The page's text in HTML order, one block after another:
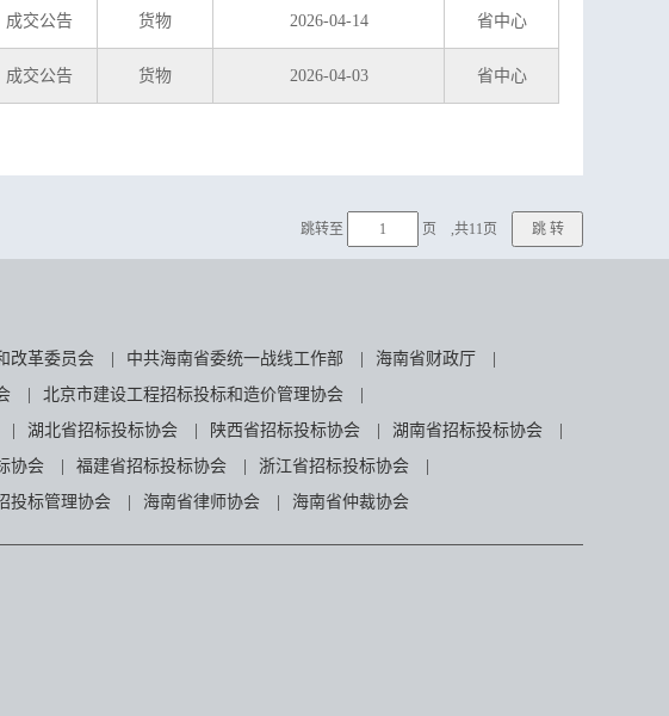
成交公告 货物 2026-04-14 省中心
成交公告 货物 2026-04-03 省中心
跳转至 页 ,共11页
改革委员会 中共海南省委统一战线工作部 海南省财政厅
北京市建设工程招标投标和造价管理协会
湖北省招标投标协会 陕西省招标投标协会 湖南省招标投标协会
协会 福建省招标投标协会 浙江省招标投标协会
投标管理协会 海南省律师协会 海南省仲裁协会